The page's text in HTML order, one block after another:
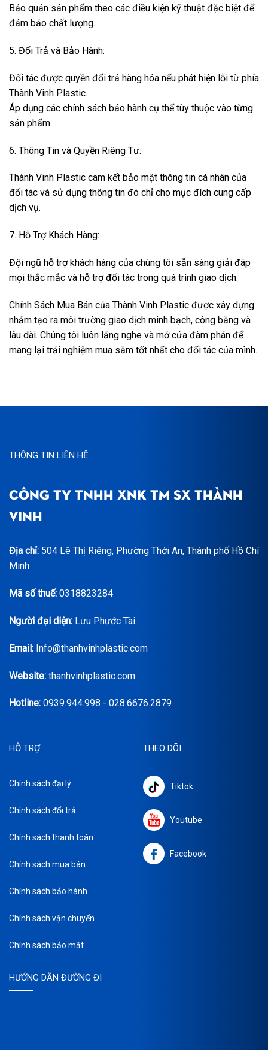
Bảo quản sản phẩm theo các điều kiện kỹ thuật đặc biệt để
đảm bảo chất lượng.
5. Đổi Trả và Bảo Hành:
Đối tác được quyền đổi trả hàng hóa nếu phát hiện lỗi từ phía
Thành Vinh Plastic.
Áp dụng các chính sách bảo hành cụ thể tùy thuộc vào từng
sản phẩm.
6. Thông Tin và Quyền Riêng Tư:
Thành Vinh Plastic cam kết bảo mật thông tin cá nhân của
đối tác và sử dụng thông tin đó chỉ cho mục đích cung cấp
dịch vụ.
7. Hỗ Trợ Khách Hàng:
Đội ngũ hỗ trợ khách hàng của chúng tôi sẵn sàng giải đáp
mọi thắc mắc và hỗ trợ đối tác trong quá trình giao dịch.
Chính Sách Mua Bán của Thành Vinh Plastic được xây dựng
nhằm tạo ra môi trường giao dịch minh bạch, công bằng và
lâu dài. Chúng tôi luôn lắng nghe và mở cửa đàm phán để
mang lại trải nghiệm mua sắm tốt nhất cho đối tác của mình.
THÔNG TIN LIÊN HỆ
CÔNG TY TNHH XNK TM SX THÀNH
VINH
Địa chỉ: 504 Lê Thị Riêng, Phường Thới An, Thành phố Hồ Chí
Minh
Mã số thuế: 0318823284
Người đại diện: Lưu Phước Tài
Email: Info@thanhvinhplastic.com
Website: thanhvinhplastic.com
Hotline: 0939.944.998 - 028.6676.2879
HỖ TRỢ
Chính sách đại lý
Chính sách đổi trả
Chính sách thanh toán
Chính sách mua bán
Chính sách bảo hành
Chính sách vận chuyển
Chính sách bảo mật
THEO DÕI
Tiktok
Youtube
Facebook
HƯỚNG DẪN ĐƯỜNG ĐI